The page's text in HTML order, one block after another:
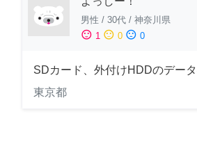
男性 / 30代 / 神奈川県
sentiment_satisfied 1 sentiment_neutral 0 sentiment_dissatisfied 0
SDカード、外付けHDDのデー
東京都